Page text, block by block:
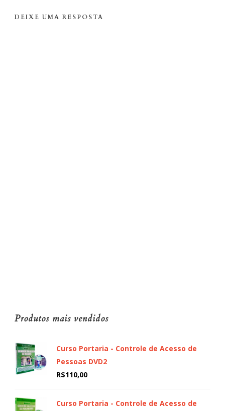
DEIXE UMA RESPOSTA
Produtos mais vendidos
Curso Portaria - Controle de Acesso de
Pessoas DVD2
R$110,00
Curso Portaria - Controle de Acesso de